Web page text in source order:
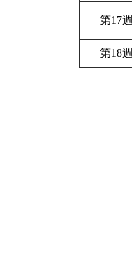
第17週
第18週